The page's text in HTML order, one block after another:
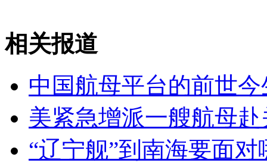
外交部：有关国家言论片面不公正
安徽一实载49人客车翻车
相关报道
中国航母平台的前世今
美紧急增派一艘航母
“辽宁舰”到南海要面